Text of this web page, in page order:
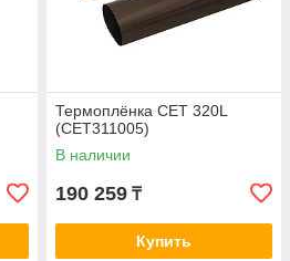
Термоплёнка CET 320L
(CET311005)
В наличии
190 259 ₸
Купить